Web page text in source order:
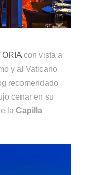
con vista a
y al Vaticano
recomendado
cenar en su
la Capilla